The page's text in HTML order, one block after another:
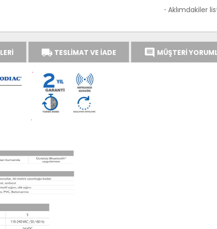
· Aklımdakiler
local_shipping TESLİMAT VE İADE comment MÜŞTERİ